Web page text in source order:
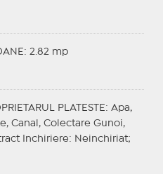
2.82 mp
PLATESTE : Apa,
Canal, Colectare Gunoi,
Inchiriere: Neinchiriat;